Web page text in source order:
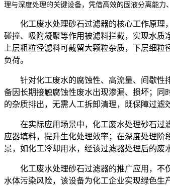
理与深度处理的关键设备，凭借高效的固液分离能力
化工废水处理砂石过滤器的核心工作原理
碰撞、吸附凝聚等作用被滤料拦截，实现水质
上层粗粒径滤料可截留大颗粒杂质，下层细
负荷。
针对化工废水的腐蚀性、高流量、间歇性
备因长期接触腐蚀性废水出现渗漏、损坏；
的杂质排出，无需人工拆卸清理，既保障过滤
在实际应用场景中，化工废水处理砂石过
应器填料，提升生化处理效率；在深度处理
景，如化工冷却用水，经该过滤器处理后的废
化工废水处理砂石过滤器的推广应用，不
水体污染风险，该设备为化工企业实现绿色生